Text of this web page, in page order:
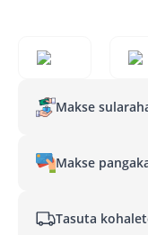
Makse
Makse
Tasuta